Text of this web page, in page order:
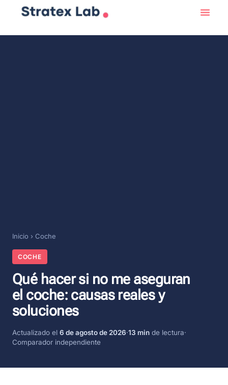
Inicio › Coche
COCHE
Qué hacer si no me aseguran
el coche: causas reales y
soluciones
Actualizado el 6 de agosto de 2026·13 min de lectura·
Comparador independiente